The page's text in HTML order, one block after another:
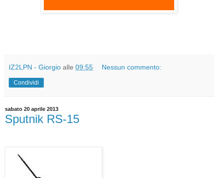
IZ2LPN - Giorgio alle 09:55 Nessun commento:
Condividi
sabato 20 aprile 2013
Sputnik RS-15